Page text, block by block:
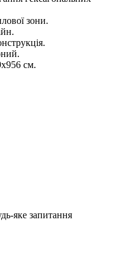
зони.
см.
яке запитання